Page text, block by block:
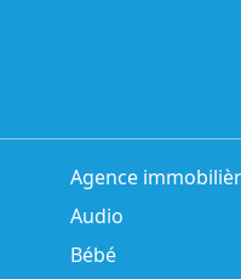
Agence
Audio
Bébé